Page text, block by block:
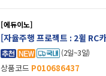
[에듀이노]
[자율주행 프로젝트 : 2휠 RC
(2일~3일)
상품코드 P010686437